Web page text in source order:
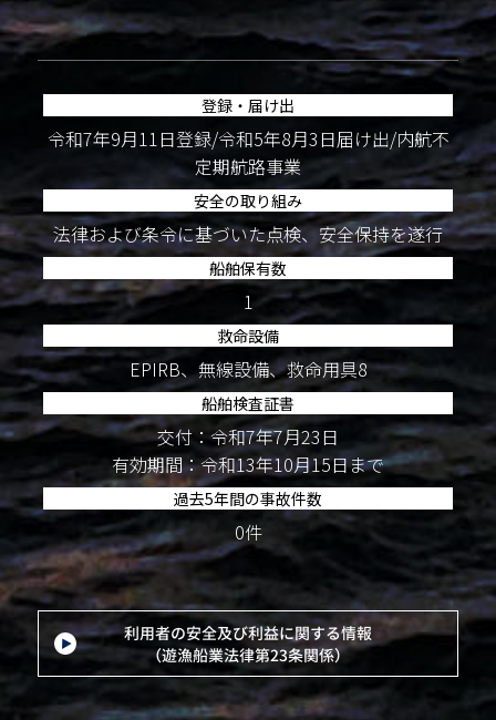
登録・届け出
令和7年9月11日登録/令和5年8月3日届け出/内航不
定期航路事業
安全の取り組み
法律および条令に基づいた点検、安全保持を遂行
船舶保有数
1
救命設備
EPIRB、無線設備、救命用具8
船舶検査証書
交付：令和7年7月23日
有効期間：令和13年10月15日まで
過去5年間の事故件数
0件